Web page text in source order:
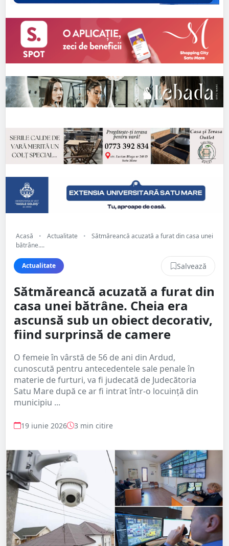
Acasă • Actualitate •
Sătmăreancă acuzată a furat din casa unei
bătrâne....
Actualitate Salvează
Sătmăreancă acuzată a furat din
casa unei bătrâne. Cheia era
ascunsă sub un obiect decorativ,
fiind surprinsă de camere
O femeie în vârstă de 56 de ani din Ardud,
cunoscută pentru antecedentele sale penale în
materie de furturi, va fi judecată de Judecătoria
Satu Mare după ce ar fi intrat într-o locuință din
municipiu ...
19 iunie 2026 3 min citire